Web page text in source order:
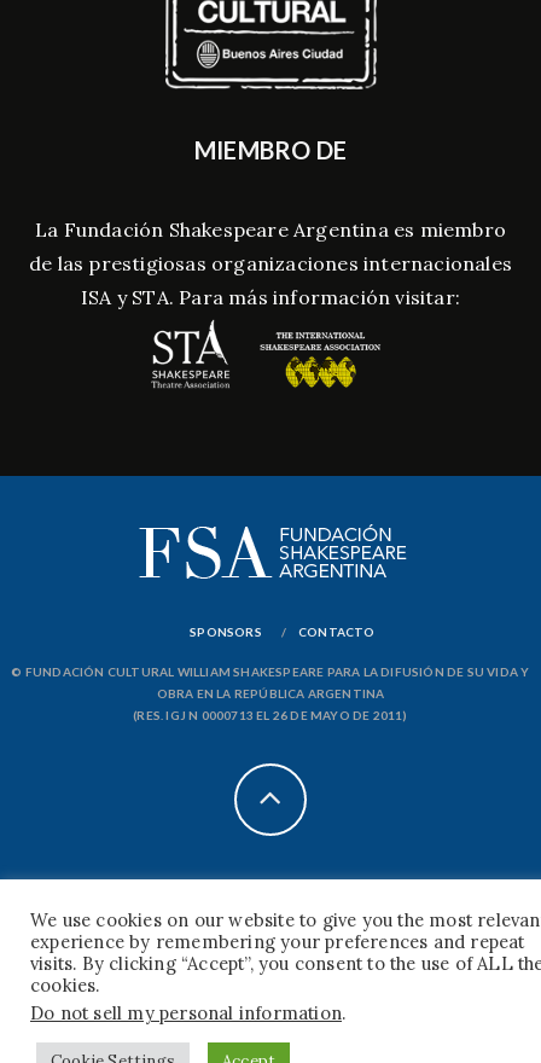
MIEMBRO DE
La Fundación Shakespeare Argentina es miembro
de las prestigiosas organizaciones internacionales
ISA y STA. Para más información visitar:
SPONSORS CONTACTO
© FUNDACIÓN CULTURAL WILLIAM SHAKESPEARE PARA LA DIFUSIÓN DE SU VIDA Y
OBRA EN LA REPÚBLICA ARGENTINA
(RES. IGJ N 0000713 EL 26 DE MAYO DE 2011)
We use cookies on our website to give you the most
experience by remembering your preferences and repeat
visits. By clicking “Accept”, you consent to the use of ALL
cookies.
Do not sell my personal information.